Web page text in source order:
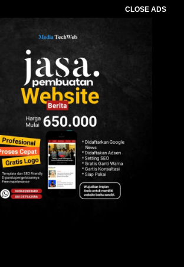
CLOSE ADS